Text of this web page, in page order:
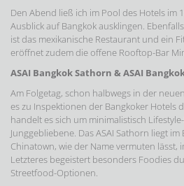
Den Abend ließ ich im Pool des Hotels im
Ausblick auf Bangkok ausklingen.
ist das mexikanische Restaurant und ein
eröffnet zudem die offene Rooftop-Bar
ASAI Bangkok Sathorn & ASAI
Am Folgetag, schon halbwegs in der
es zu Inspektionen der Bangkoker Hotels
handelt es sich um minimalistisch
Junggebliebene. Das ASAI Sathorn liegt im
Chinatown, wie der Name vermuten lässt,
Letzteres begeistert besonders Foodies
Streetfood-Optionen.